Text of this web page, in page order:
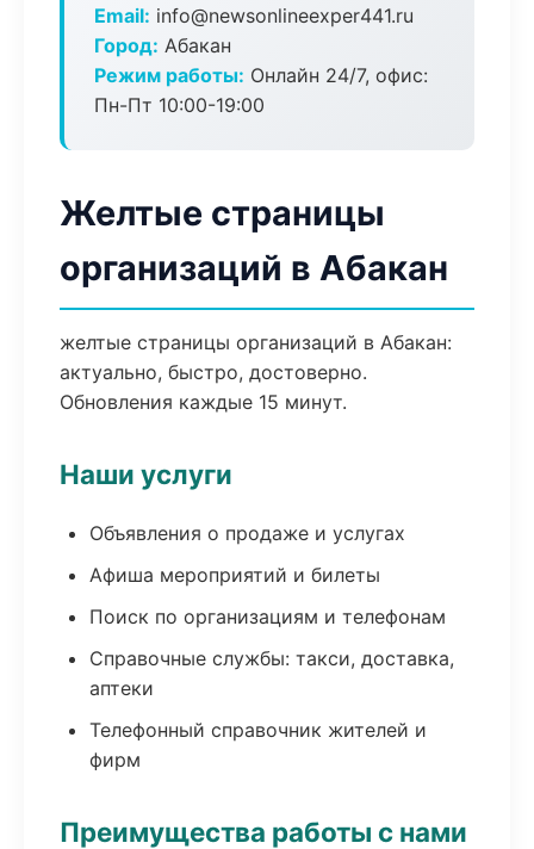
Email: info@newsonlineexper441.ru
Город: Абакан
Режим работы: Онлайн 24/7, офис:
Пн-Пт 10:00-19:00
Желтые страницы
организаций в Абакан
желтые страницы организаций в Абакан:
актуально, быстро, достоверно.
Обновления каждые 15 минут.
Наши услуги
Объявления о продаже и услугах
Афиша мероприятий и билеты
Поиск по организациям и телефонам
Справочные службы: такси, доставка,
аптеки
Телефонный справочник жителей и
фирм
Преимущества работы с нами